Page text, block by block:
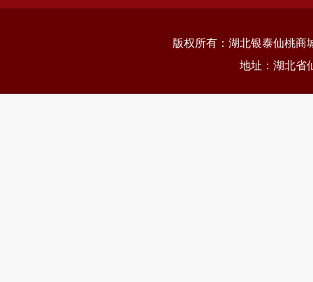
版权所有： 湖北银泰仙桃商
地址：湖北省